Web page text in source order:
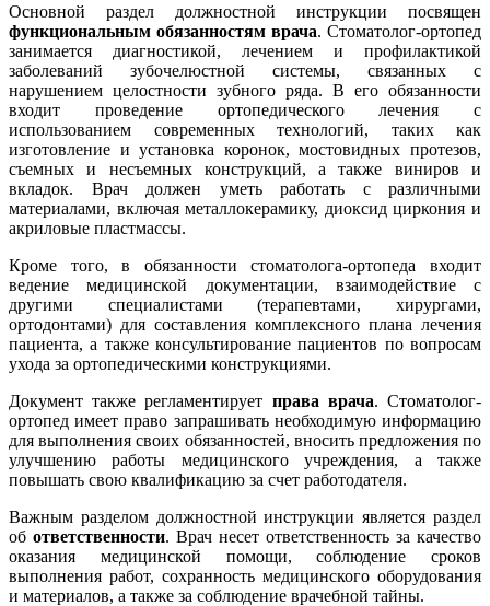
Основной раздел должностной инструкции посвящен
функциональным обязанностям врача. Стоматолог-ортопед
занимается диагностикой, лечением и профилактикой
заболеваний зубочелюстной системы, связанных с
нарушением целостности зубного ряда. В его обязанности
входит проведение ортопедического лечения с
использованием современных технологий, таких как
изготовление и установка коронок, мостовидных протезов,
съемных и несъемных конструкций, а также виниров и
вкладок. Врач должен уметь работать с различными
материалами, включая металлокерамику, диоксид циркония и
акриловые пластмассы.
Кроме того, в обязанности стоматолога-ортопеда входит
ведение медицинской документации, взаимодействие с
другими специалистами (терапевтами, хирургами,
ортодонтами) для составления комплексного плана лечения
пациента, а также консультирование пациентов по вопросам
ухода за ортопедическими конструкциями.
Документ также регламентирует права врача. Стоматолог-
ортопед имеет право запрашивать необходимую информацию
для выполнения своих обязанностей, вносить предложения по
улучшению работы медицинского учреждения, а также
повышать свою квалификацию за счет работодателя.
Важным разделом должностной инструкции является раздел
об ответственности. Врач несет ответственность за качество
оказания медицинской помощи, соблюдение сроков
выполнения работ, сохранность медицинского оборудования
и материалов, а также за соблюдение врачебной тайны.